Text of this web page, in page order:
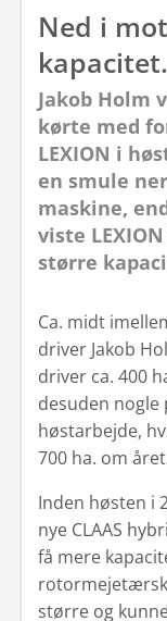
Ned i
kapacitet.
Jakob Holm
kørte med
LEXION i
en smule
maskine,
viste
større
Ca. midt
driver Jakob
driver ca. 400
desuden nogle
høstarbejde,
700 ha. om
Inden høsten i
nye CLAAS
få mere
større og